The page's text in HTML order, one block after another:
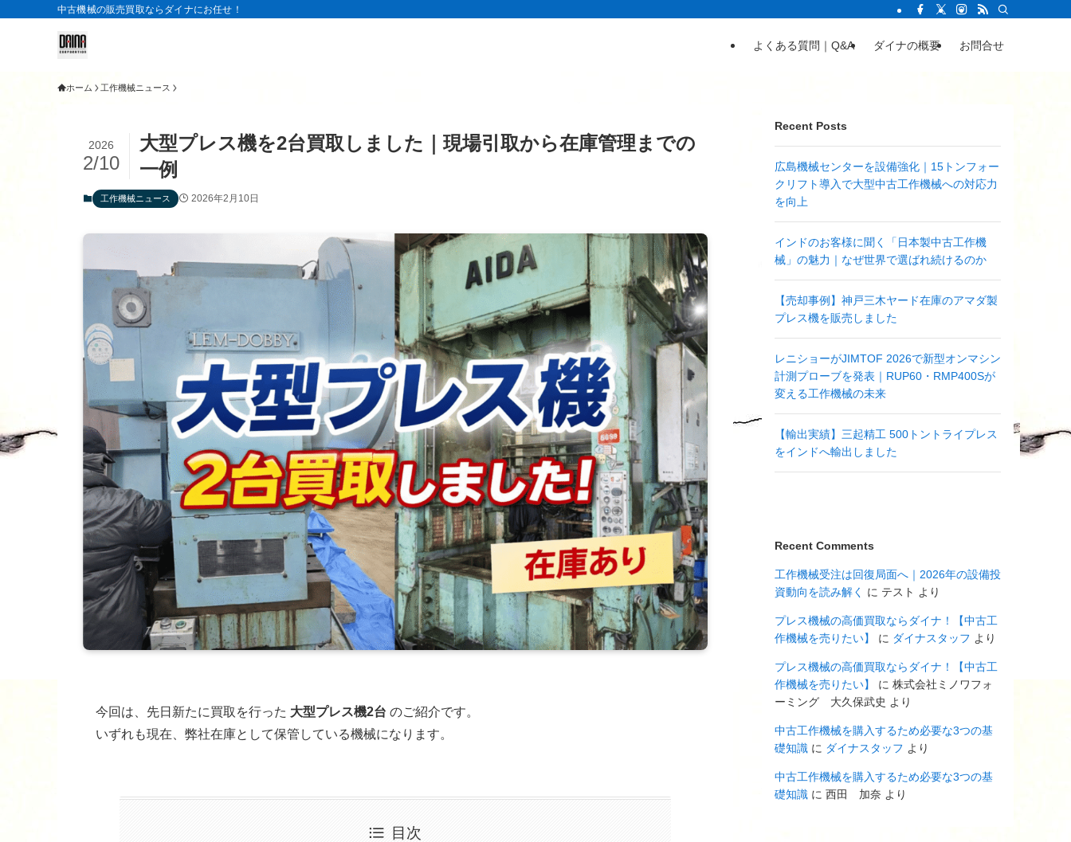
中古機械の販売買取ならダイナにお任せ！
よくある質問｜Q&A ダイナの概要 お問合せ
ホーム 工作機械ニュース
大型プレス機を2台買取しました｜現場引取から在庫管理までの
一例
2026
2/10
工作機械ニュース 2026年2月10日
今回は、先日新たに買取を行った 大型プレス機2台 のご紹介です。
いずれも現在、弊社在庫として保管している機械になります。
目次
Recent Posts
広島機械センターを設備強化｜15トンフォー
クリフト導入で大型中古工作機械への対応力
を向上
インドのお客様に聞く「日本製中古工作機
械」の魅力｜なぜ世界で選ばれ続けるのか
【売却事例】神戸三木ヤード在庫のアマダ製
プレス機を販売しました
レニショーがJIMTOF 2026で新型オンマシン
計測プローブを発表｜RUP60・RMP400Sが
変える工作機械の未来
【輸出実績】三起精工 500トントライプレス
をインドへ輸出しました
Recent Comments
工作機械受注は回復局面へ｜2026年の設備投
資動向を読み解く
に テスト より
プレス機械の高価買取ならダイナ！【中古工
作機械を売りたい】
に ダイナスタッフ より
プレス機械の高価買取ならダイナ！【中古工
作機械を売りたい】
に 株式会社ミノワフォ
ーミング 大久保武史 より
中古工作機械を購入するため必要な3つの基
礎知識 に ダイナスタッフ より
中古工作機械を購入するため必要な3つの基
礎知識 に 西田 加奈 より